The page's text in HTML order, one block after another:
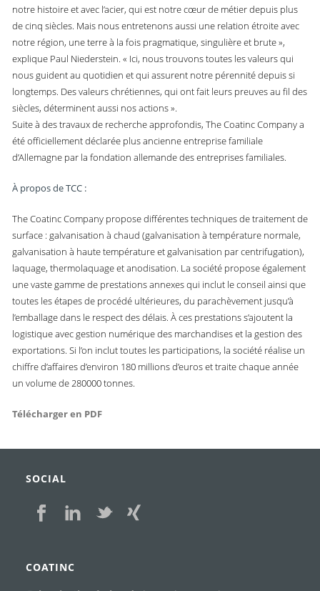
notre histoire et avec l’acier, qui est notre cœur de métier depuis plus
de cinq siècles. Mais nous entretenons aussi une relation étroite avec
notre région, une terre à la fois pragmatique, singulière et brute »,
explique Paul Niederstein. « Ici, nous trouvons toutes les valeurs qui
nous guident au quotidien et qui assurent notre pérennité depuis si
longtemps. Des valeurs chrétiennes, qui ont fait leurs preuves au fil des
siècles, déterminent aussi nos actions ».
Suite à des travaux de recherche approfondis, The Coatinc Company a
été officiellement déclarée plus ancienne entreprise familiale
d’Allemagne par la fondation allemande des entreprises familiales.
À propos de TCC :
The Coatinc Company propose différentes techniques de traitement de
surface : galvanisation à chaud (galvanisation à température normale,
galvanisation à haute température et galvanisation par centrifugation),
laquage, thermolaquage et anodisation. La société propose également
une vaste gamme de prestations annexes qui inclut le conseil ainsi que
toutes les étapes de procédé ultérieures, du parachèvement jusqu’à
l’emballage dans le respect des délais. À ces prestations s’ajoutent la
logistique avec gestion numérique des marchandises et la gestion des
exportations. Si l’on inclut toutes les participations, la société réalise un
chiffre d’affaires d’environ 180 millions d’euros et traite chaque année
un volume de 280000 tonnes.
Télécharger en PDF
SOCIAL
COATINC